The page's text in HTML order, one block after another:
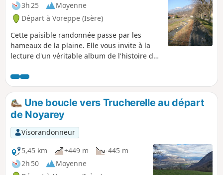
3h 25
Moyenne
Départ à Voreppe (Isère)
Cette paisible randonnée passe par les
hameaux de la plaine. Elle vous invite à la
lecture d'un véritable album de l'histoire de
jours : vestiges miniers, évocation des
anciennes activités agricoles et marinière,
restes de villégiatures romantiques. Elle met
aussi en relief l'important contraste
topographique de la commune. Sentier n°11
des Sentiers de Chartreuse Occidentale. Ce
circuit peut aussi être parcouru à VTT.
Une boucle vers Trucherelle au départ
de Noyarey
Visorandonneur
5,45 km
+449 m
-445 m
2h 50
Moyenne